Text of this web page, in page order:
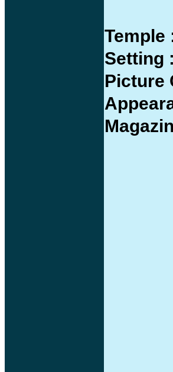
Temple
Setting :
Picture